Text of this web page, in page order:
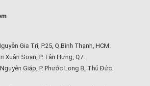
Gia Trí, P.25, Q.Bình Thạnh, HCM.
Xuân Soạn, P. Tân Hưng, Q7.
Giáp, P. Phước Long B, Thủ Đức.